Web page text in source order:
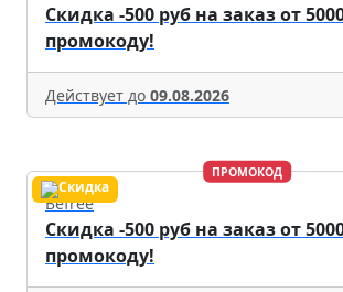
Скидка -500 руб на заказ от
промокоду!
Действует до 09.08.2026
ПРОМОКОД
Befree
Скидка -500 руб на заказ от
промокоду!